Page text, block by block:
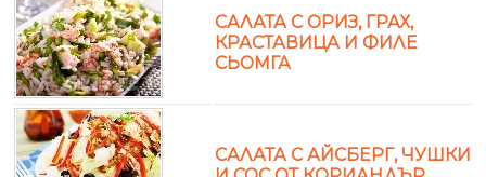
САЛАТА С ОРИЗ, ГРАХ,
КРАСТАВИЦА И ФИЛЕ
СЬОМГА
САЛАТА С АЙСБЕРГ, ЧУШКИ